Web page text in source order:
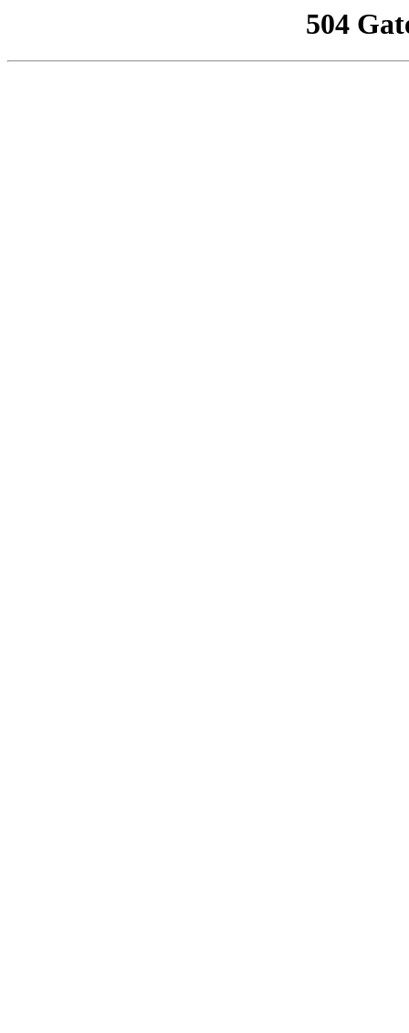
504